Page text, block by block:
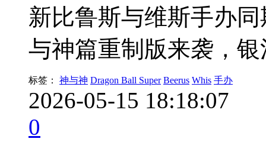
新比鲁斯与维斯手办
与神篇重制版来袭，
标签： 神与神 Dragon Ball Super Beerus Whis 手办
2026-05-15 18:18:07
0